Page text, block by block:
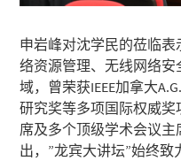
申岩峰对沈学民的莅临
络资源管理、无线网络
域，曾荣获IEEE加拿大
研究奖等多项国际权威奖
席及多个顶级学术会议
出，”龙宾大讲坛”始终